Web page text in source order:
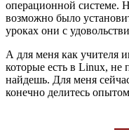
операционной системе.
возможно было
уроках они с
А для меня как учителя
которые есть в Linux, не
найдешь. Для меня
конечно делитесь